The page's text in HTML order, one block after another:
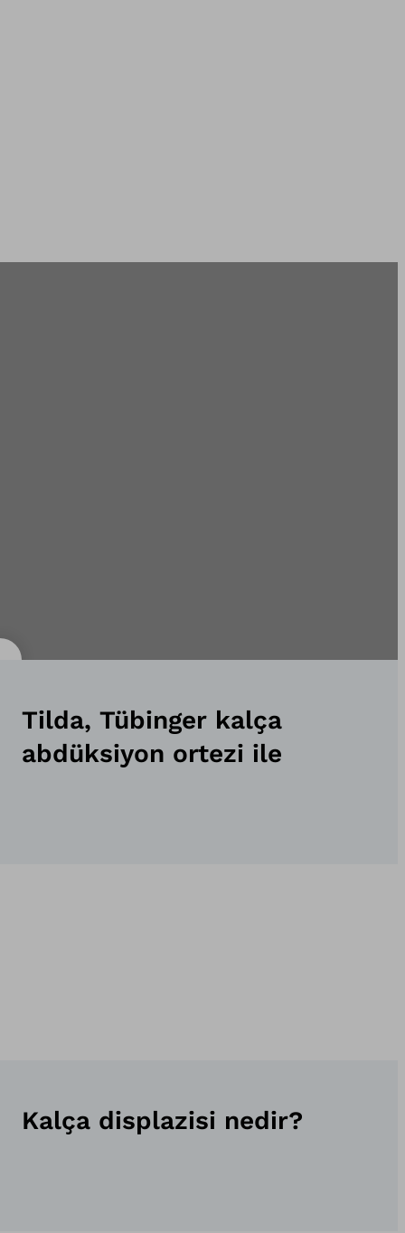
Tilda, Tübinger kalça
abdüksiyon ortezi ile
Kalça displazisi nedir?